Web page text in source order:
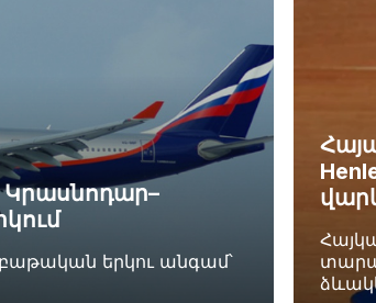
Կրասնոդար–
երկու անգամ՝